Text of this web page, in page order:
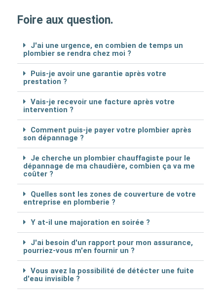
Foire aux question.
J'ai une urgence, en combien de temps un
plombier se rendra chez moi ?
Puis-je avoir une garantie après votre
prestation ?
Vais-je recevoir une facture après votre
intervention ?
Comment puis-je payer votre plombier après
son dépannage ?
Je cherche un plombier chauffagiste pour le
dépannage de ma chaudière, combien ça va me
coûter ?
Quelles sont les zones de couverture de votre
entreprise en plomberie ?
Y at-il une majoration en soirée ?
J'ai besoin d'un rapport pour mon assurance,
pourriez-vous m'en fournir un ?
Vous avez la possibilité de détécter une fuite
d'eau invisible ?